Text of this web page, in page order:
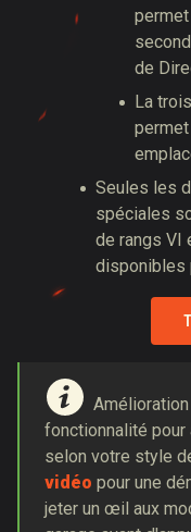
de
La
Seules les
spéciales
de rangs VI
disponibles
fonctionnalité
selon votre style
vidéo pour une
jeter un œil aux